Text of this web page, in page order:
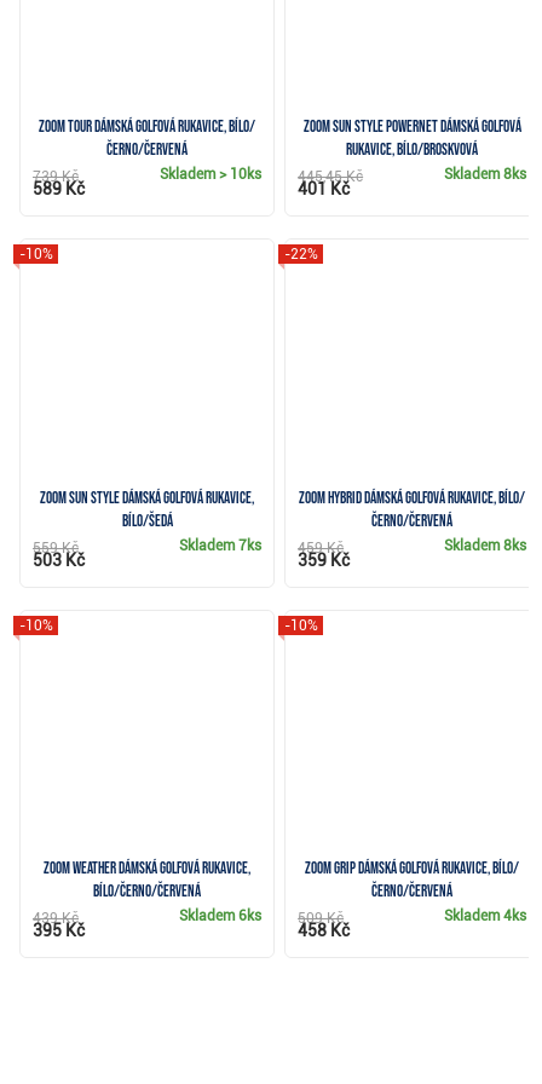
Zoom Tour dámská golfová rukavice, bílo/
černo/červená
Skladem> 10ks
739 Kč
589 Kč
Zoom Sun Style Powernet dámská golfová
rukavice, bílo/broskvová
Skladem8ks
445,45 Kč
401 Kč
Zoom Sun Style dámská golfová rukavice,
bílo/šedá
-10%
Skladem7ks
559 Kč
503 Kč
Zoom Hybrid dámská golfová rukavice, bílo/
černo/červená
-22%
Skladem8ks
459 Kč
359 Kč
Zoom Weather dámská golfová rukavice,
bílo/černo/červená
-10%
Skladem6ks
439 Kč
395 Kč
Zoom Grip dámská golfová rukavice, bílo/
černo/červená
-10%
Skladem4ks
509 Kč
458 Kč